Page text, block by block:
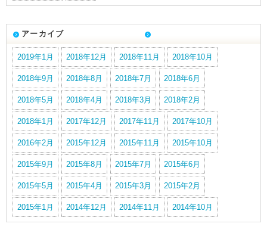
アーカイブ
2019年1月 2018年12月 2018年11月 2018年10月
2018年9月 2018年8月 2018年7月 2018年6月
2018年5月 2018年4月 2018年3月 2018年2月
2018年1月 2017年12月 2017年11月 2017年10月
2016年2月 2015年12月 2015年11月 2015年10月
2015年9月 2015年8月 2015年7月 2015年6月
2015年5月 2015年4月 2015年3月 2015年2月
2015年1月 2014年12月 2014年11月 2014年10月